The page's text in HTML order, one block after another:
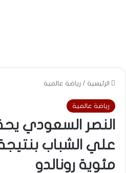
الرئيسية / رياضة عالمية
رياضة عالمية
النصر السعودي
مئوية رونالدو